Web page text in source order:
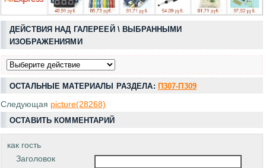
ДЕЙСТВИЯ НАД ГАЛЕРЕЕЙ \ ВЫБРАННЫМИ
ИЗОБРАЖЕНИЯМИ
ОСТАЛЬНЫЕ МАТЕРИАЛЫ РАЗДЕЛА: П307-П309
Следующая picture(28268)
ОСТАВИТЬ КОММЕНТАРИЙ
как гость
Заголовок